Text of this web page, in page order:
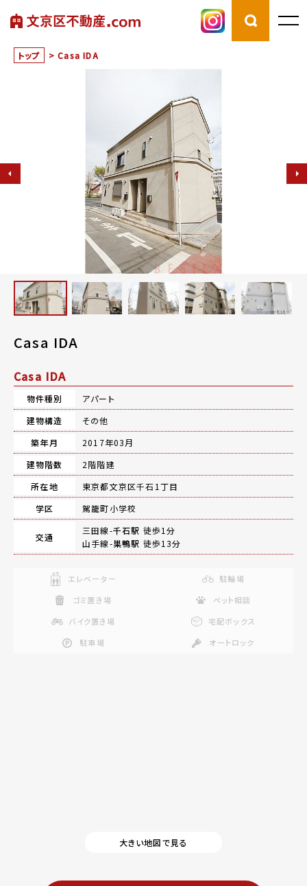
トップ > Casa IDA
Casa IDA
Casa IDA
物件種別
アパート
建物構造
その他
築年月
2017年03月
建物階数
2階階建
所在地
東京都文京区千石1丁目
学区
駕籠町小学校
交通
三田線-千石駅 徒歩1分
山手線-巣鴨駅 徒歩13分
エレベーター
駐輪場
ゴミ置き場
ペット相談
バイク置き場
宅配ボックス
駐車場
オートロック
大きい地図で見る